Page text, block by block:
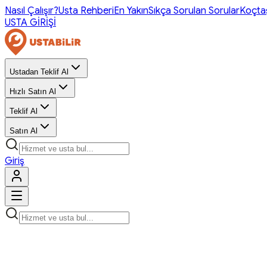
Nasıl Çalışır?Usta RehberiEn YakınSıkça Sorulan Sorular
USTA GİRİŞİ
Ustadan Teklif Al
Hızlı Satın Al
Teklif Al
Satın Al
Giriş